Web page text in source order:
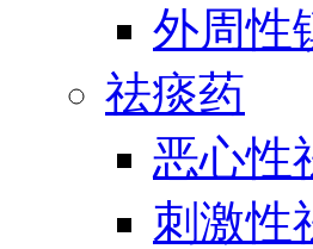
外周性
祛痰药
恶心性
刺激性